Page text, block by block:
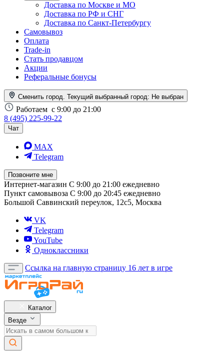
Доставка по Москве и МО
Доставка по РФ и СНГ
Доставка по Санкт-Петербургу
Самовывоз
Оплата
Trade-in
Стать продавцом
Акции
Реферальные бонусы
Сменить город. Текущий выбранный город: Не выбран
Работаем с 9:00 до 21:00
8 (495) 225-99-22
Чат
MAX
Telegram
Позвоните мне
Интернет-магазин С 9:00 до 21:00 ежедневно
Пункт самовывоза С 9:00 до 20:45 ежедневно
Большой Саввинский переулок, 12с5, Москва
VK
Telegram
YouTube
Одноклассники
Ссылка на главную страницу 16 лет в игре
Каталог
Везде